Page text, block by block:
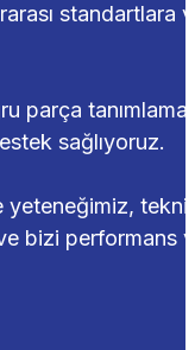
parça
sağlıyoruz.
yeteneğimiz,
bizi performans